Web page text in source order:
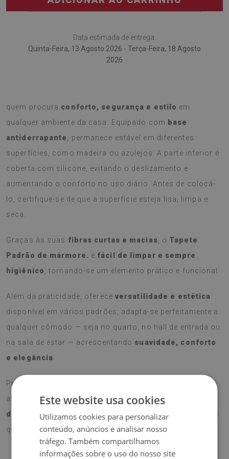
Data estimada de entrega:
Quinta-Feira, 13 Agosto 2026 - Terça-Feira, 18 Agosto
2026
quem procura conforto, segurança e estilo em
qualquer ambiente da casa. Equipado com base
antiderrapante
, permanece estável em diferentes
superfícies, como madeira ou azulejos. A parte inferior é
coberta com silicone, evitando o deslizamento e
aumentando o conforto no uso diário. Antes de colocá-
lo, certifique-se de que a superfície esteja lisa, limpa e
seca.
Graças às suas fibras curtas e macias , o Tapete
Padrão de mármore. é fácil de limpar e sempre
higiênico
, tornando-se um elemento prático e funcional.
Além da praticidade, oferece versatilidade e estética:
disponível em vários padrões, adapta-se perfeitamente a
qualquer cômodo — seja no quarto, no hall de entrada ou
na sala de estar — acrescentando suavidade, conforto
e elegância
Produzido com
através desublimação, garantecores intensas,
duradouras e vibrantes, bem como padrões modernos
que trazem vida a qualquer interior.
Este website usa cookies
Utilizamos cookies para personalizar
conteúdo, anúncios e analisar nosso
tráfego. Também compartilhamos
informações sobre o uso do nosso site